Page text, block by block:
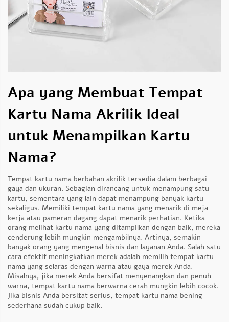
Apa yang Membuat Tempat
Kartu Nama Akrilik Ideal
untuk Menampilkan Kartu
Nama?
Tempat kartu nama berbahan akrilik tersedia dalam berbagai
gaya dan ukuran. Sebagian dirancang untuk menampung satu
kartu, sementara yang lain dapat menampung banyak kartu
sekaligus. Memiliki tempat kartu nama yang menarik di meja
kerja atau pameran dagang dapat menarik perhatian. Ketika
orang melihat kartu nama yang ditampilkan dengan baik, mereka
cenderung lebih mungkin mengambilnya. Artinya, semakin
banyak orang yang mengenal bisnis dan layanan Anda. Salah satu
cara efektif meningkatkan merek adalah memilih tempat kartu
nama yang selaras dengan warna atau gaya merek Anda.
Misalnya, jika merek Anda bersifat menyenangkan dan penuh
warna, tempat kartu nama berwarna cerah mungkin lebih cocok.
Jika bisnis Anda bersifat serius, tempat kartu nama bening
sederhana sudah cukup baik.